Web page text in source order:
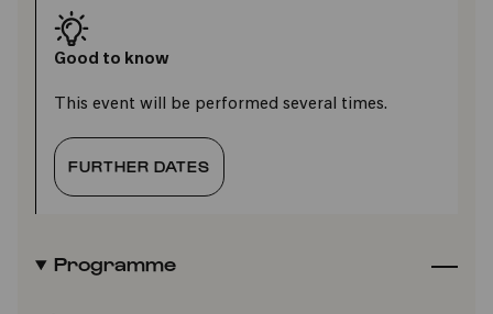
Good to know
This event will be performed several times.
FURTHER DATES
Programme